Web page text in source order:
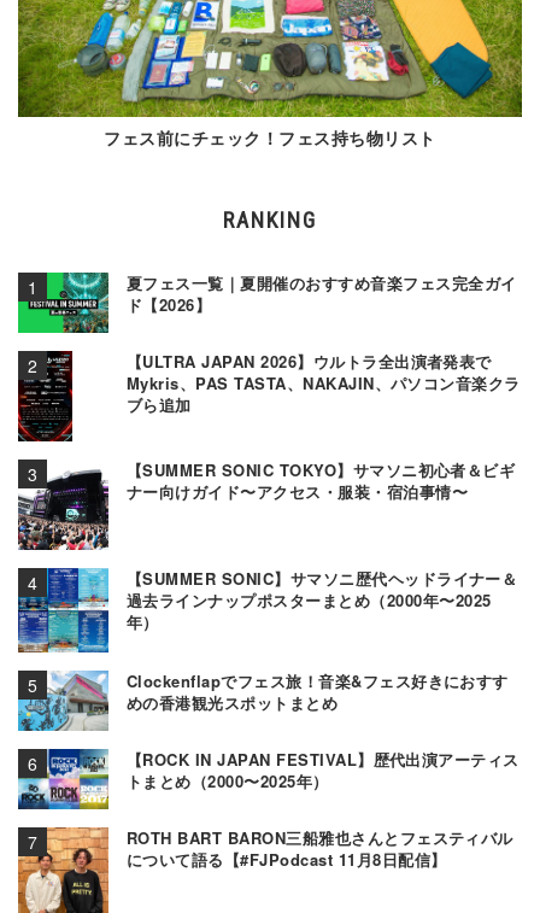
フェス前にチェック！フェス持ち物リスト
RANKING
夏フェス一覧｜夏開催のおすすめ音楽フェス完全ガイ
ド【2026】
【ULTRA JAPAN 2026】ウルトラ全出演者発表で
Mykris、PAS TASTA、NAKAJIN、パソコン音楽クラ
ブら追加
【SUMMER SONIC TOKYO】サマソニ初心者＆ビギ
ナー向けガイド〜アクセス・服装・宿泊事情〜
【SUMMER SONIC】サマソニ歴代ヘッドライナー＆
過去ラインナップポスターまとめ（2000年〜2025
年）
Clockenflapでフェス旅！音楽&フェス好きにおすす
めの香港観光スポットまとめ
【ROCK IN JAPAN FESTIVAL】歴代出演アーティス
トまとめ（2000〜2025年）
ROTH BART BARON三船雅也さんとフェスティバル
について語る【#FJPodcast 11月8日配信】